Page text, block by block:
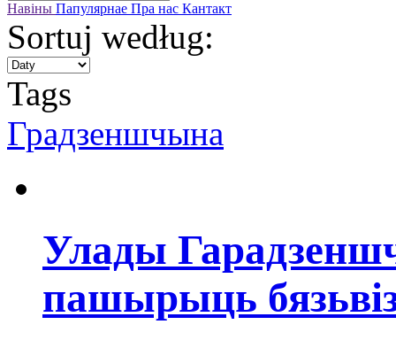
Навіны Папулярнае Пра нас Кантакт
Sortuj według:
Tags
Градзеншчынa
Улады
пашырыць